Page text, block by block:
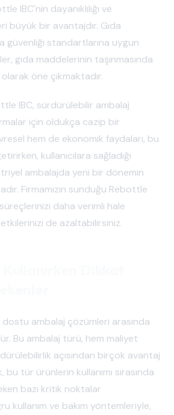
IBC'nin dayanıklılığı ve
büyük bir avantajdır. Gıda
güvenliği standartlarına uygun
gıda maddelerinin taşınmasında
öne çıkmaktadır.
IBC, sürdürülebilir ambalaj
için oldukça cazip bir
hem de ekonomik faydaları, bu
kullanıcılara sağladığı
ambalajda yeni bir dönemin
Firmamızın sunduğu Rebottle
daha verimli hale
de azaltabilirsiniz.
ambalaj çözümleri arasında
Bu ambalaj türü, hem maliyet
açısından birçok avantaj
bu tür ürünlerin kullanımı sırasında
bazı kritik noktalar
kullanım ve bakım yöntemleriyle,